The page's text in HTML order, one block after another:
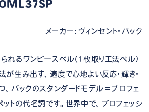
メーカー：ヴィンセント・バック
れるワンピースベル（1枚取り工法ベル）
が生み出す、適度で心地よい反応・輝き・
、バックのスタンダードモデル＝プロフェ
ットの代名詞です。世界中で、プロフェッシ